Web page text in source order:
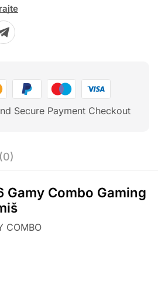
Secure Payment Checkout
Gamy Combo Gaming
COMBO